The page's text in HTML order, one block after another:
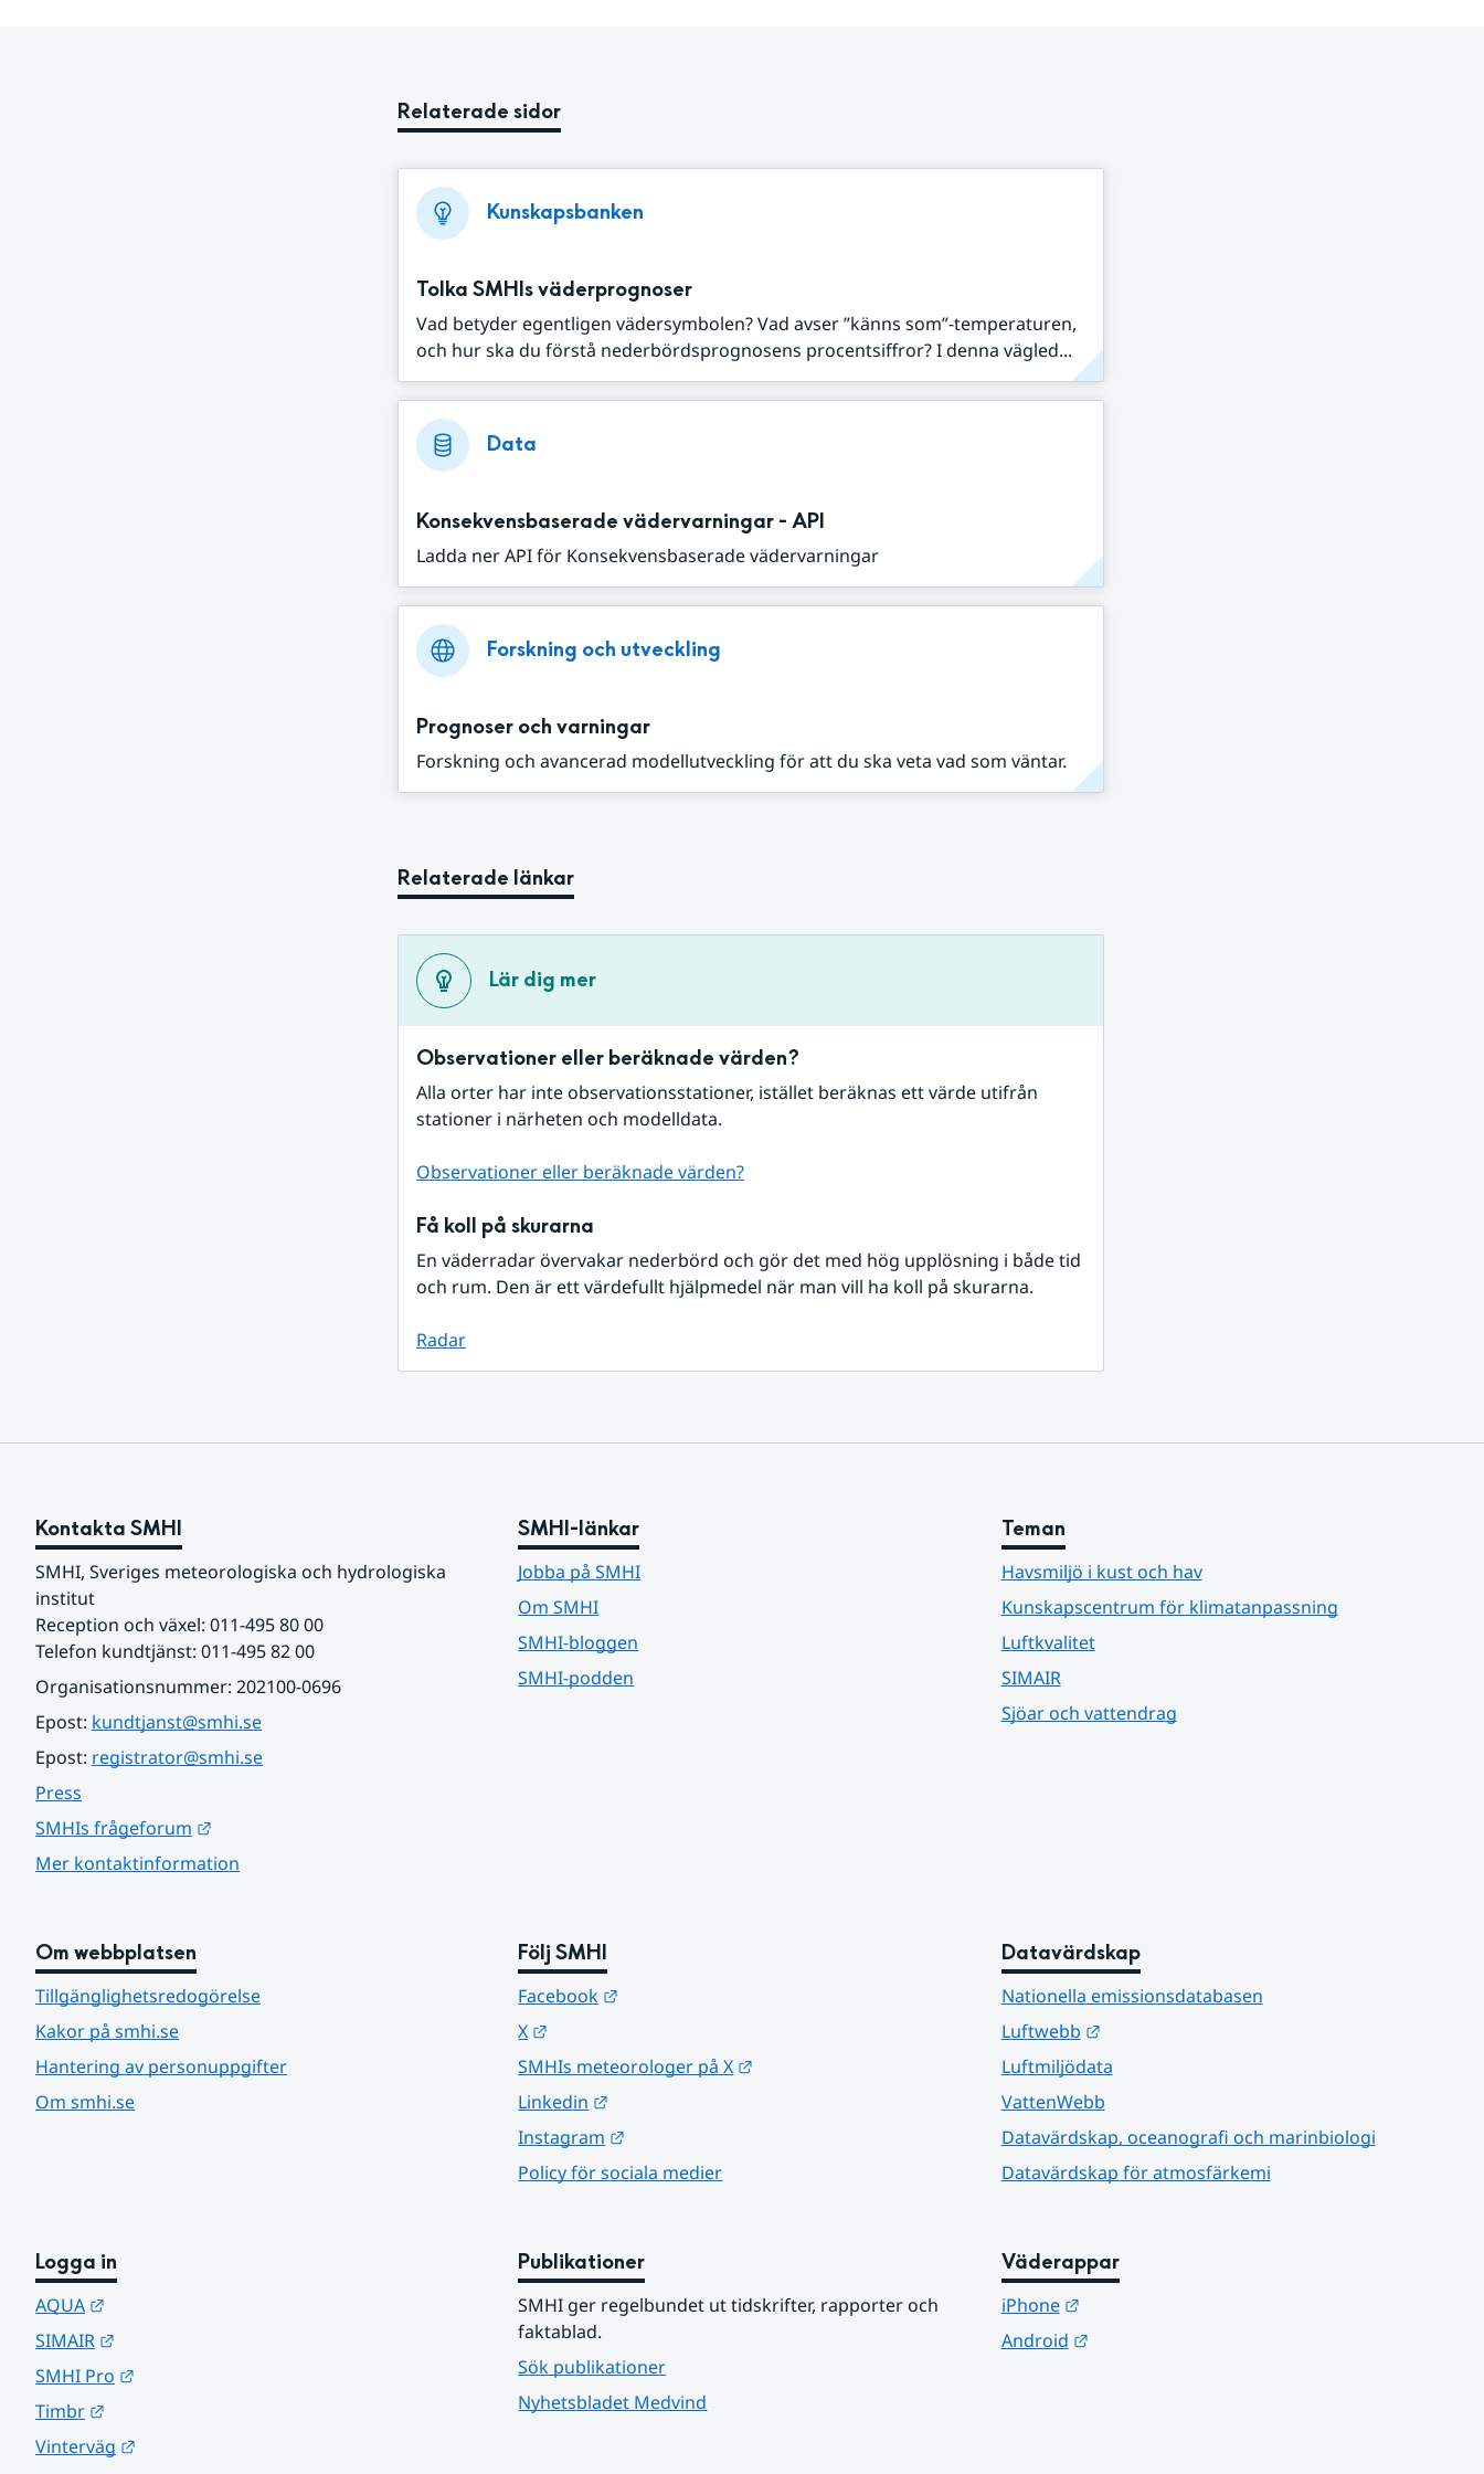
Relaterade sidor
Kunskapsbanken
Tolka SMHIs väderprognoser
Vad betyder egentligen vädersymbolen? Vad avser ”känns som”-temperaturen,
och hur ska du förstå nederbördsprognosens procentsiffror? I denna vägled...
Data
Konsekvensbaserade vädervarningar - API
Ladda ner API för Konsekvensbaserade vädervarningar
Forskning och utveckling
Prognoser och varningar
Forskning och avancerad modellutveckling för att du ska veta vad som väntar.
Relaterade länkar
Lär dig mer
Observationer eller beräknade värden?
Alla orter har inte observationsstationer, istället beräknas ett värde utifrån
stationer i närheten och modelldata.
Observationer eller beräknade värden?
Få koll på skurarna
En väderradar övervakar nederbörd och gör det med hög upplösning i både tid
och rum. Den är ett värdefullt hjälpmedel när man vill ha koll på skurarna.
Radar
Kontakta SMHI
SMHI, Sveriges meteorologiska och hydrologiska
institut
Reception och växel: 011-495 80 00
Telefon kundtjänst: 011-495 82 00
Organisationsnummer: 202100-0696
Epost: kundtjanst@smhi.se
Epost: registrator@smhi.se
Press
SMHIs frågeforum
Mer kontaktinformation
SMHI-länkar
Jobba på SMHI
Om SMHI
SMHI-bloggen
SMHI-podden
Teman
Havsmiljö i kust och hav
Kunskapscentrum för klimatanpassning
Luftkvalitet
SIMAIR
Sjöar och vattendrag
Om webbplatsen
Tillgänglighetsredogörelse
Kakor på smhi.se
Hantering av personuppgifter
Om smhi.se
Följ SMHI
Facebook
X
SMHIs meteorologer på X
Linkedin
Instagram
Policy för sociala medier
Datavärdskap
Nationella emissionsdatabasen
Luftwebb
Länk till annan webbplats.
Luftmiljödata
VattenWebb
Datavärdskap, oceanografi och marinbiologi
Datavärdskap för atmosfärkemi
Logga in
AQUA
SIMAIR
SMHI Pro
Timbr
Vinterväg
Publikationer
SMHI ger regelbundet ut tidskrifter, rapporter och
faktablad.
Sök publikationer
Nyhetsbladet Medvind
Väderappar
iPhone
Länk till annan webbplats.
Android
Länk till annan webbplats.